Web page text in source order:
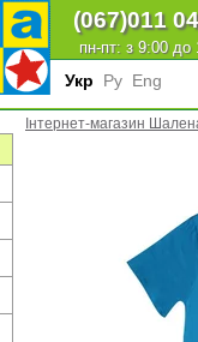
(067)011
пн-пт: з 9:00 до
Укр Ру Eng
Інтернет-магазин